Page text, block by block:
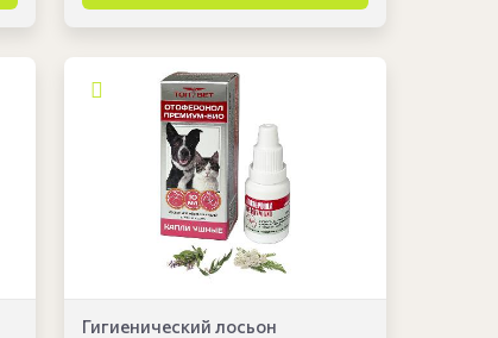
Гигиенический лосьон